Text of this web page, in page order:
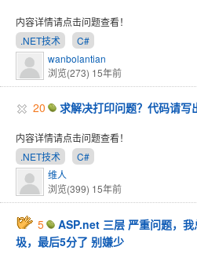
内容详情请点击问题查看！
.NET技术
C#
wanbolantian
浏览(273) 15年前
20 求解决打印问题？代码请写
内容详情请点击问题查看！
.NET技术
C#
维人
浏览(399) 15年前
5
ASP.net 三层 严重问题，
圾，最后5分了 别嫌少